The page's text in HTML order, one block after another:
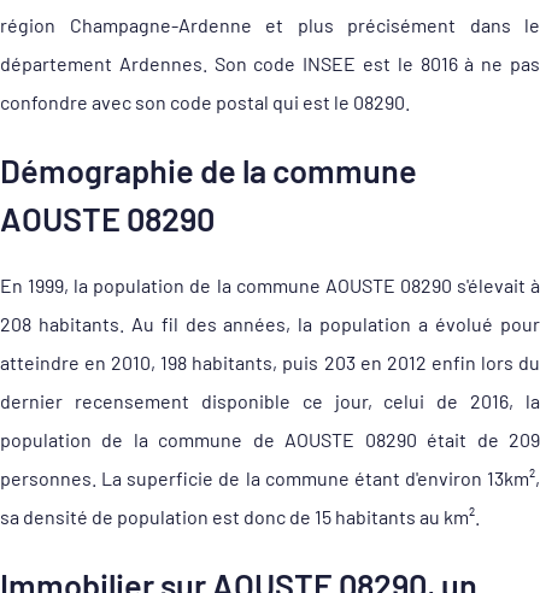
région Champagne-Ardenne et plus précisément dans le
département Ardennes. Son code INSEE est le 8016 à ne pas
confondre avec son code postal qui est le 08290.
Démographie de la commune
AOUSTE 08290
En 1999, la population de la commune AOUSTE 08290 s'élevait à
208 habitants. Au fil des années, la population a évolué pour
atteindre en 2010, 198 habitants, puis 203 en 2012 enfin lors du
dernier recensement disponible ce jour, celui de 2016, la
population de la commune de AOUSTE 08290 était de 209
personnes. La superficie de la commune étant d'environ 13km²,
sa densité de population est donc de 15 habitants au km².
Immobilier sur AOUSTE 08290, un